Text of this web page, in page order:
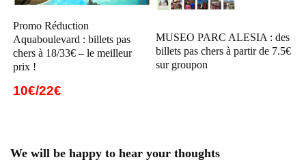
Promo Réduction
Aquaboulevard : billets pas
chers à 18/33€ – le meilleur
prix !
10€/22€
MUSEO PARC ALESIA : des
billets pas chers à partir de 7.5€
sur groupon
We will be happy to hear your thoughts